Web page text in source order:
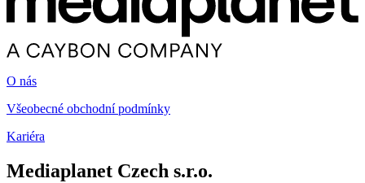
O nás
Všeobecné obchodní podmínky
Kariéra
Mediaplanet Czech s.r.o.